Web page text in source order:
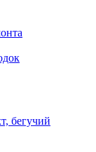
бегучий